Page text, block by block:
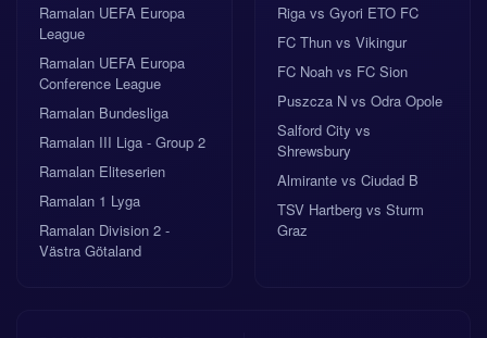
Ramalan UEFA Europa
League
Ramalan UEFA Europa
Conference League
Ramalan Bundesliga
Ramalan III Liga - Group 2
Ramalan Eliteserien
Ramalan 1 Lyga
Ramalan Division 2 -
Västra Götaland
Riga vs Gyori ETO FC
FC Thun vs Vikingur
FC Noah vs FC Sion
Puszcza N vs Odra Opole
Salford City vs
Shrewsbury
Almirante vs Ciudad B
TSV Hartberg vs Sturm
Graz